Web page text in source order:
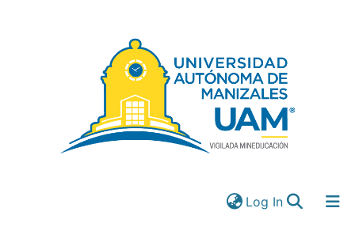
Log In(current)